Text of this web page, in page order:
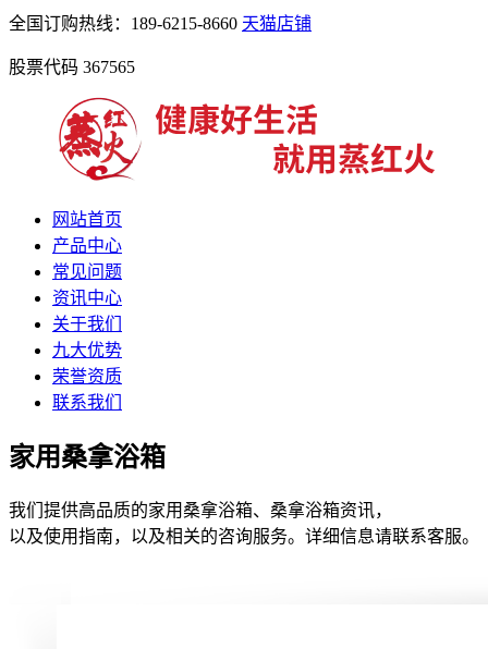
全国订购热线：189-6215-8660 天猫店铺
股票代码 367565
网站首页
产品中心
常见问题
资讯中心
关于我们
九大优势
荣誉资质
联系我们
家用桑拿浴箱
我们提供高品质的家用桑拿浴箱、桑拿浴箱资讯，
以及使用指南，以及相关的咨询服务。详细信息请联系客服。